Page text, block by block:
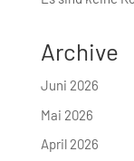
Archive
Juni 2026
Mai 2026
April 2026